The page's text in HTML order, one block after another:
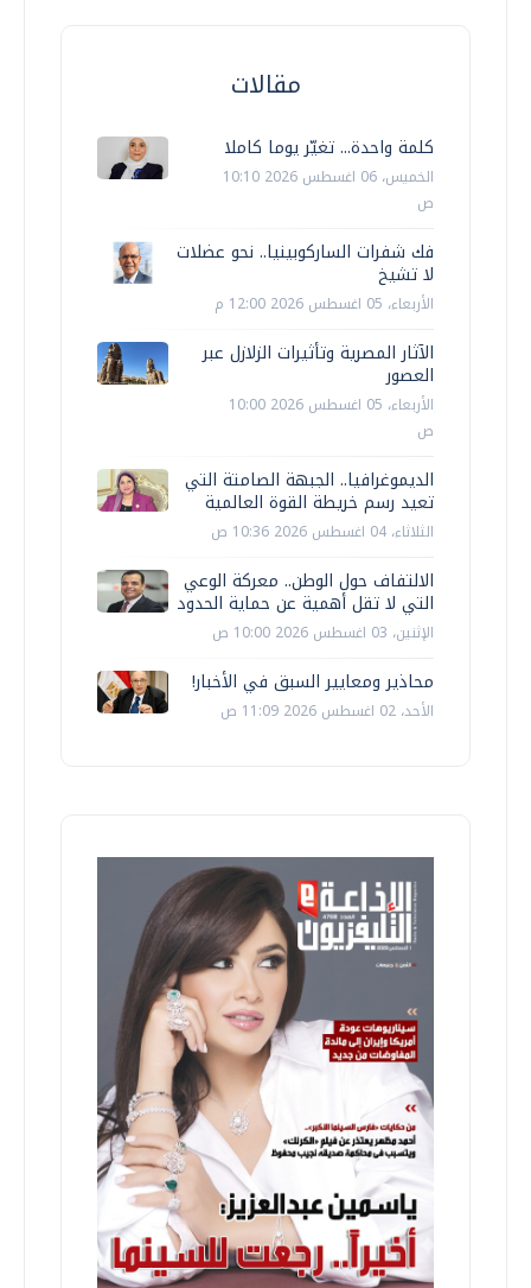
مقالات
كلمة واحدة... تغيّر يوما كاملا
الخميس، 06 اغسطس 2026 10:10
ص
فك شفرات الساركوبينيا.. نحو عضلات
لا تشيخ
الأربعاء، 05 اغسطس 2026 12:00 م
الآثار المصرية وتأثيرات الزلازل عبر
العصور
الأربعاء، 05 اغسطس 2026 10:00
ص
الديموغرافيا.. الجبهة الصامتة التي
تعيد رسم خريطة القوة العالمية
الثلاثاء، 04 اغسطس 2026 10:36 ص
الالتفاف حول الوطن.. معركة الوعي
التي لا تقل أهمية عن حماية الحدود
الإثنين، 03 اغسطس 2026 10:00 ص
محاذير ومعايير السبق في الأخبار!
الأحد، 02 اغسطس 2026 11:09 ص